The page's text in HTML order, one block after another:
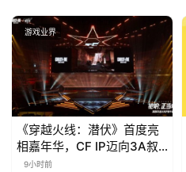
会
上
海
站
游戏业界
《穿越火线：潜伏》首度亮
相嘉年华，CF IP迈向3A叙
事新高度
9小时前